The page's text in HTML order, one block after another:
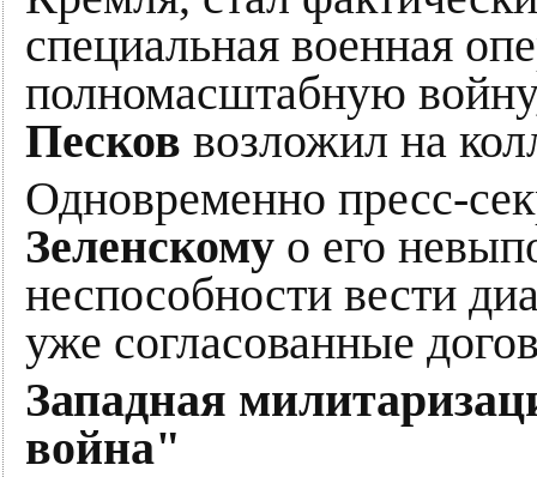
специальная военная
полномасштабную
Песков возложил на
Одновременно пресс-
Зеленскому о его
неспособности вести
уже согласованные
Западная
война"